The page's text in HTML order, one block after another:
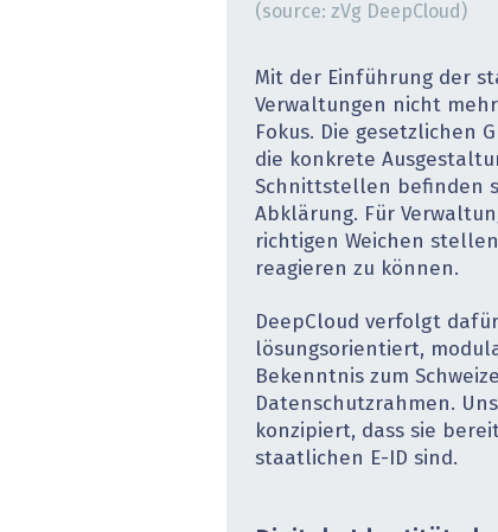
(source: zVg DeepCloud)
Mit der Einführung der
Verwaltungen nicht
Fokus. Die gesetzlichen
die konkrete
Schnittstellen befinden
Abklärung. Für
richtigen Weichen
reagieren zu können.
DeepCloud verfolgt
lösungsorientiert,
Bekenntnis zum
Datenschutzrahmen.
konzipiert, dass sie
staatlichen E-ID sind.